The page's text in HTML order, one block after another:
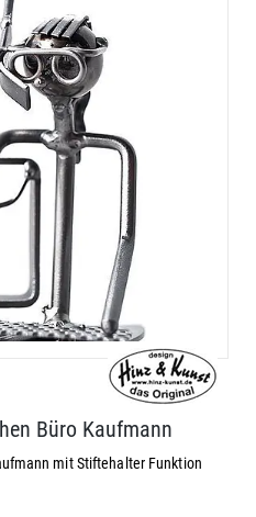
Büro Kaufmann
mit Stiftehalter Funktion